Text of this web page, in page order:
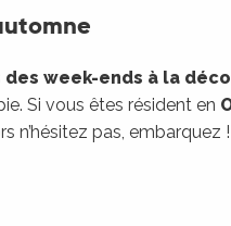
des week-ends à la
Si vous êtes résident en
n’hésitez pas, embarquez !